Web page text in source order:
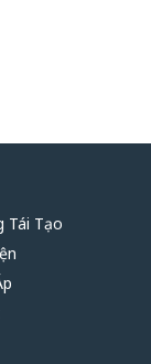
Tái Tạo